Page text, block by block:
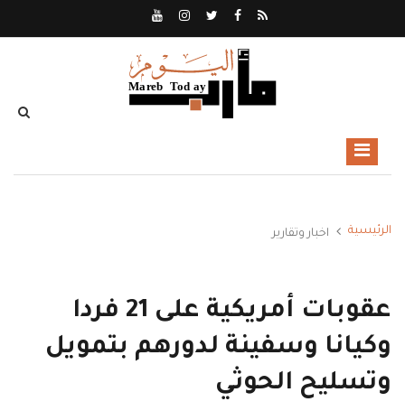
الرئيسية اخبار وتقارير
عقوبات أمريكية على 21 فردا
وكيانا وسفينة لدورهم بتمويل
وتسليح الحوثي